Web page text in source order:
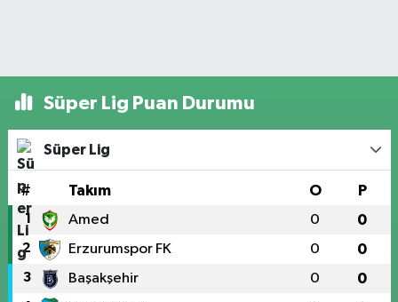
Süper Lig Puan Durumu
Süper Lig
# Takım O P
1 Amed 0 0
2 Erzurumspor FK 0 0
3 Başakşehir 0 0